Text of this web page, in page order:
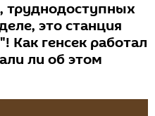
труднодоступных
это станция
генсек работал
ли об этом